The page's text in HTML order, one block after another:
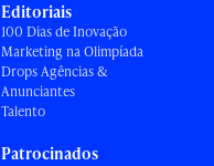
Editoriais
100 Dias de Inovação
Marketing na Olimpíada
Drops Agências &
Anunciantes
Talento
Patrocinados